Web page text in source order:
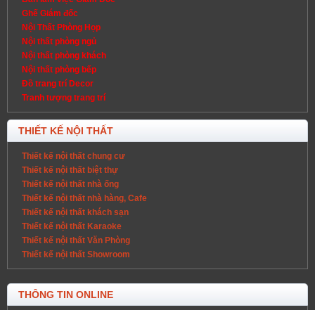
Ghế Giám đốc
Nội Thất Phòng Họp
Nội thất phòng ngủ
Nội thất phòng khách
Nội thất phòng bếp
Đồ trang trí Decor
Tranh tượng trang trí
THIẾT KẾ NỘI THẤT
Thiết kế nội thất chung cư
Thiết kế nội thất biệt thự
Thiết kế nội thất nhà ống
Thiết kế nội thất nhà hàng, Cafe
Thiết kế nội thất khách sạn
Thiết kế nội thất Karaoke
Thiết kế nội thất Văn Phòng
Thiết kế nội thất Showroom
THÔNG TIN ONLINE